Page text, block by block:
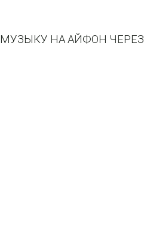
НА АЙФОН ЧЕРЕЗ